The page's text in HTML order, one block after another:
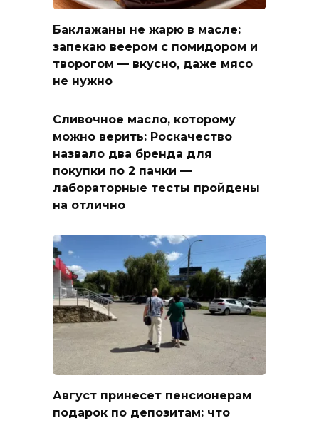
Баклажаны не жарю в масле:
запекаю веером с помидором и
творогом — вкусно, даже мясо
не нужно
Сливочное масло, которому
можно верить: Роскачество
назвало два бренда для
покупки по 2 пачки —
лабораторные тесты пройдены
на отлично
Август принесет пенсионерам
подарок по депозитам: что